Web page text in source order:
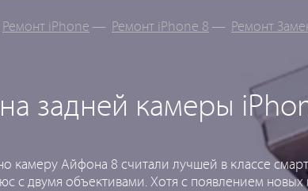
Ремонт iPhone — Ремонт iPhone 8 — Ремонт
задней камеры
камеру Айфона 8 считали лучшей в классе
с двумя объективами. Хотя с появлением